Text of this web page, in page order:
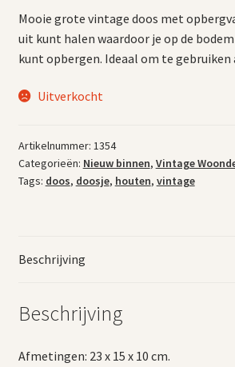
Mooie grote vintage doos met
uit kunt halen waardoor je op de
kunt opbergen. Ideaal om te gebruiken
Uitverkocht
Artikelnummer: 1354
Categorieën: Nieuw binnen, Vintage
Tags: doos, doosje, houten, vintage
Beschrijving
Beschrijving
Afmetingen: 23 x 15 x 10 cm.